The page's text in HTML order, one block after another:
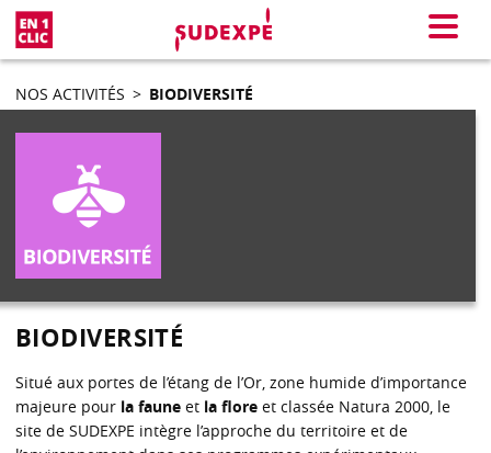
Menu
NOS ACTIVITÉS > BIODIVERSITÉ
BIODIVERSITÉ
Situé aux portes de l’étang de l’Or, zone humide d’importance
majeure pour la faune et la flore et classée Natura 2000, le
site de SUDEXPE intègre l’approche du territoire et de